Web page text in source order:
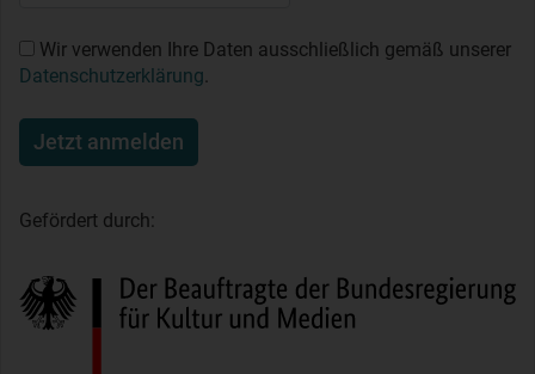
Wir verwenden Ihre Daten ausschließlich gemäß unserer
Datenschutzerklärung
Jetzt anmelden
Gefördert durch: